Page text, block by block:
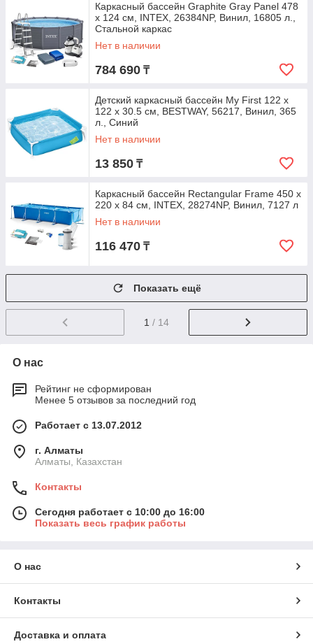
Каркасный бассейн Graphite Gray Panel 478
х 124 см, INTEX, 26384NP, Винил, 16805 л.,
Стальной каркас
Нет в наличии
784 690 ₸
Детский каркасный бассейн My First 122 х
122 х 30.5 см, BESTWAY, 56217, Винил, 365
л., Синий
Нет в наличии
13 850 ₸
Каркасный бассейн Rectangular Frame 450 x
220 х 84 см, INTEX, 28274NP, Винил, 7127 л
Нет в наличии
116 470 ₸
Показать ещё
1 / 14
О нас
Рейтинг не сформирован
Менее 5 отзывов за последний год
Работает с 13.07.2012
г. Алматы
Алматы, Казахстан
Контакты
Сегодня работает с 10:00 до 16:00
Показать весь график работы
О нас
Контакты
Доставка и оплата